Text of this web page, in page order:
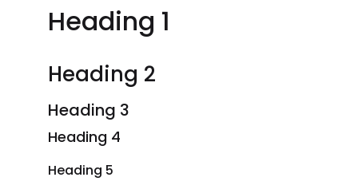
Heading 1
Heading 2
Heading 3
Heading 4
Heading 5